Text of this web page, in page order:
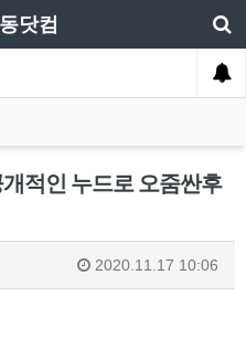
닷컴
적인 누드로 오줌싼후
2020.11.17 10:06